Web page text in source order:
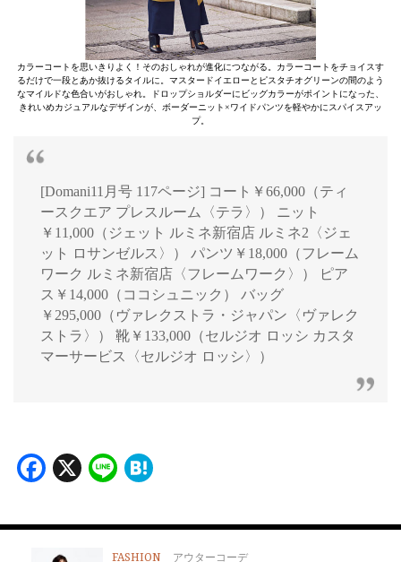
カラーコートを思いきりよく！そのおしゃれが進化につながる。カラーコートをチョイスす
るだけで一段とあか抜けるタイルに。マスタードイエローとピスタチオグリーンの間のよう
なマイルドな色合いがおしゃれ。ドロップショルダーにビッグカラーがポイントになった、
きれいめカジュアルなデザインが、ボーダーニット×ワイドパンツを軽やかにスパイスアッ
プ。
[Domani11月号 117ページ] コート￥66,000（ティ
ースクエア プレスルーム〈テラ〉） ニット
￥11,000（ジェット ルミネ新宿店 ルミネ2〈ジェ
ット ロサンゼルス〉） パンツ￥18,000（フレーム
ワーク ルミネ新宿店〈フレームワーク〉） ピア
ス￥14,000（ココシュニック） バッグ
￥295,000（ヴァレクストラ・ジャパン〈ヴァレク
ストラ〉） 靴￥133,000（セルジオ ロッシ カスタ
マーサービス〈セルジオ ロッシ〉）
Facebook
X Line
FASHION アウターコーデ